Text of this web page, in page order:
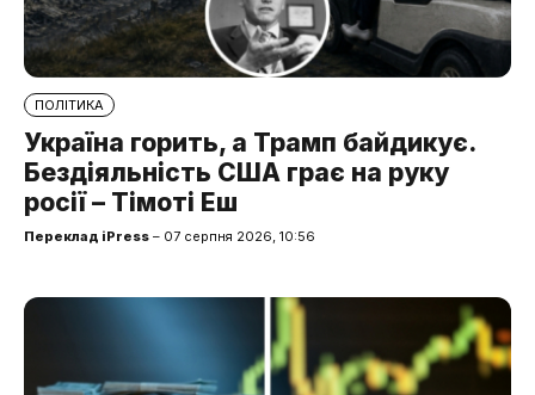
ПОЛІТИКА
Україна горить, а Трамп байдикує.
Бездіяльність США грає на руку
росії – Тімоті Еш
Переклад iPress – 07 серпня 2026, 10:56